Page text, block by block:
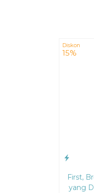
Diskon
15%
First,
yang